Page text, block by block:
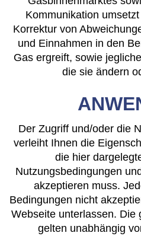
Kommunikation
Korrektur von
und Einnahmen in den
Gas ergreift, sowie
die sie ändern
Der Zugriff und/oder die
verleiht Ihnen die
die hier
Nutzungsbedingungen
akzeptieren muss.
Bedingungen nicht
Webseite unterlassen. Die
gelten unabhängig